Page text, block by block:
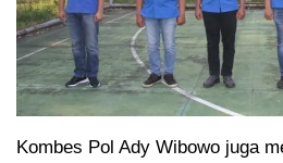
Kombes Pol Ady Wibowo juga